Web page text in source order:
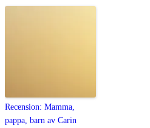
Recension: Mamma,
pappa, barn av Carin